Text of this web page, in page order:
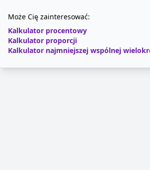
Może Cię zainteresować:
Kalkulator procentowy
Kalkulator proporcji
Kalkulator najmniejszej wspólnej